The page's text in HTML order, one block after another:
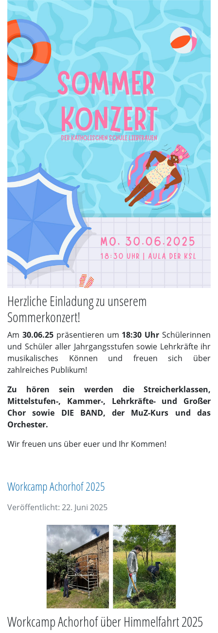
Herzliche Einladung zu unserem
Sommerkonzert!
Am 30.06.25präsentieren um 18:30 Uhr Schülerinnen
und Schüler aller Jahrgangsstufen sowie Lehrkräfte ihr
musikalisches Können und freuen sich über
zahlreiches Publikum!
Zu hören sein werden die Streicherklassen,
Mittelstufen-, Kammer-, Lehrkräfte- und Großer
Chor sowie DIE BAND, der MuZ-Kurs und das
Orchester.
Wir freuen uns über euer und Ihr Kommen!
Workcamp Achorhof 2025
Veröffentlicht: 22. Juni 2025
Workcamp Achorhof über Himmelfahrt 2025